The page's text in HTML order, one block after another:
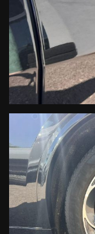
Trasparenza:
• Si precisa che le
online e nel proprio
affinché siano il più
contenere errori e
per eventuali
rappresentano un